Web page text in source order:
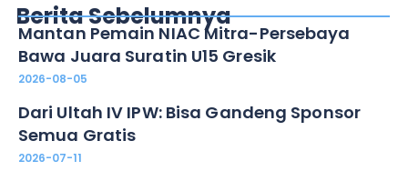
Berita Sebelumnya
Mantan Pemain NIAC Mitra-Persebaya
Bawa Juara Suratin U15 Gresik
2026-08-05
Dari Ultah IV IPW: Bisa Gandeng Sponsor
Semua Gratis
2026-07-11